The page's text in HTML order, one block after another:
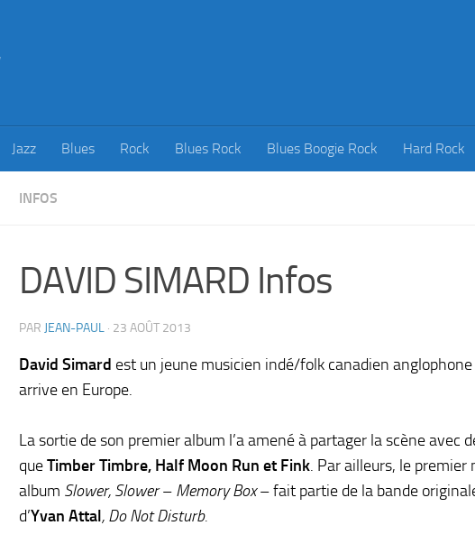
Jazz Blues Rock Blues Rock Blues Boogie Rock Hard Rock
INFOS
DAVID SIMARD Infos
PAR JEAN-PAUL · 23 AOÛT 2013
David Simard est un jeune musicien indé/folk canadien
arrive en Europe.
La sortie de son premier album l’a amené à partager la scène avec
queTimber Timbre, Half Moon Run et Fink. Par ailleurs, le premier
album Slower, Slower– Memory Box– fait partie de la bande
d’Yvan Attal, Do Not Disturb.